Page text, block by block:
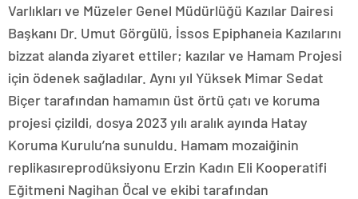
Varlıkları ve Müzeler Genel Müdürlüğü Kazılar Dairesi
Başkanı Dr. Umut Görgülü, İssos Epiphaneia Kazılarını
bizzat alanda ziyaret ettiler; kazılar ve Hamam Projesi
için ödenek sağladılar. Aynı yıl Yüksek Mimar Sedat
Biçer tarafından hamamın üst örtü çatı ve koruma
projesi çizildi, dosya 2023 yılı aralık ayında Hatay
Koruma Kurulu’na sunuldu. Hamam mozaiğinin
replikasıreprodüksiyonu Erzin Kadın Eli Kooperatifi
Eğitmeni Nagihan Öcal ve ekibi tarafından